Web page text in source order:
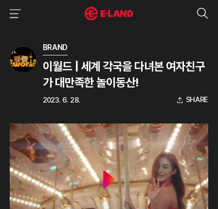
BRAND
이월드 | 세계 각국을 다녀본 여자친구
가 대만족한 놀이동산!
2023. 6. 28. SHARE